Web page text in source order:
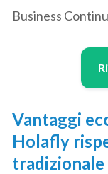
Business
Vantaggi
Holafly
tradizionale